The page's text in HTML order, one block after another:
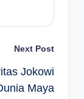
Next Post
Jokowi
Maya